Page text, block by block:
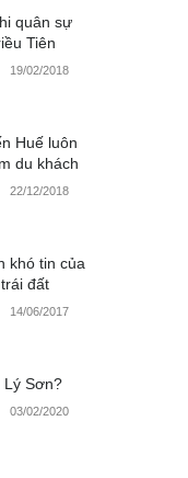
quân sự
Tiên
19/02/2018
Huế luôn
du khách
22/12/2018
khó tin của
đất
14/06/2017
Lý Sơn?
03/02/2020